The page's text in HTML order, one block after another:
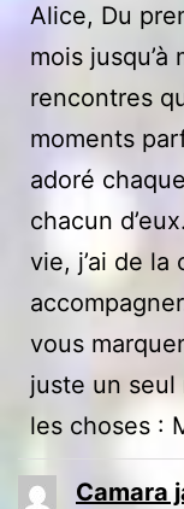
Alice, Du
mois
rencontres
moments
adoré
chacun
vie, j’ai de la
vous
juste un
les choses :
Camara